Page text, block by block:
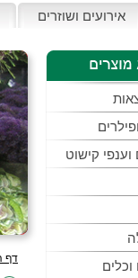
אירועים ושוזרים
וענפי קישוט
וכלים
דף